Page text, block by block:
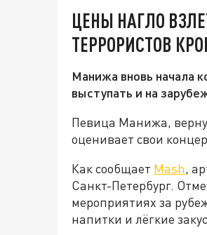
ЦЕНЫ НАГЛО
ТЕРРОРИСТОВ
Манижа вновь начала
выступать и на
Певица Манижа,
оценивает свои
Как сообщает Mash,
Санкт-Петербург.
мероприятиях за
напитки и лёгкие